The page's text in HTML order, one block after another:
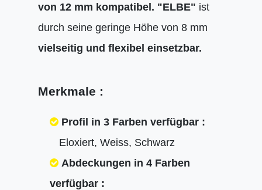
von 12 mm kompatibel. "ELBE" ist
durch seine geringe Höhe von 8 mm
vielseitig und flexibel einsetzbar.
Merkmale :
Profil in 3 Farben verfügbar :
Eloxiert, Weiss, Schwarz
Abdeckungen in 4 Farben
verfügbar :